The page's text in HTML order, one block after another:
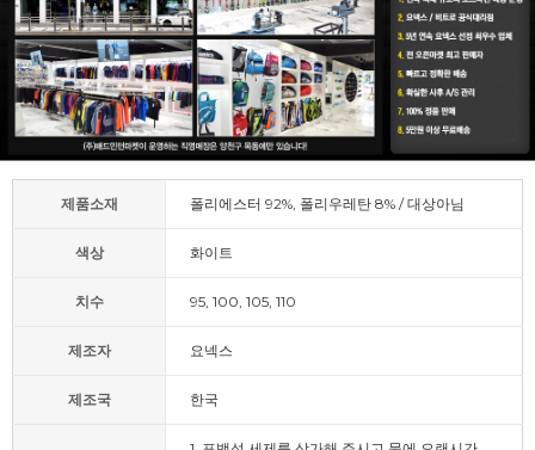
제품소재 폴리에스터 92%, 폴리우레탄 8% / 대상아님
색상 화이트
치수 95, 100, 105, 110
제조자 요넥스
제조국 한국